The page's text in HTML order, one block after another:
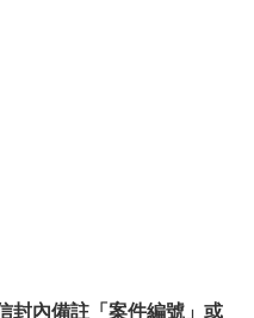
封內備註「案件編號」或